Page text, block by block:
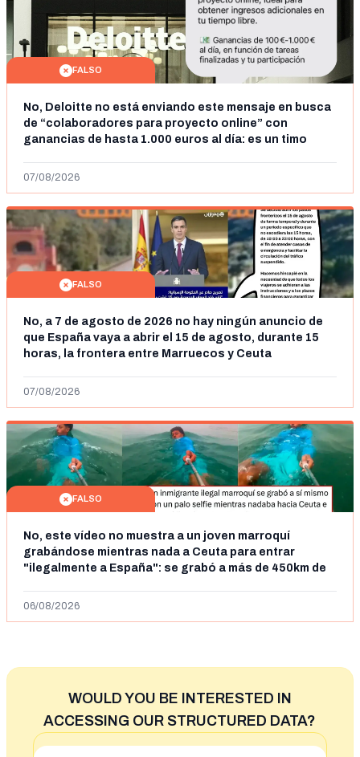
FALSO
No, Deloitte no está enviando este mensaje en busca
de “colaboradores para proyecto online” con
ganancias de hasta 1.000 euros al día: es un timo
07/08/2026
FALSO
No, a 7 de agosto de 2026 no hay ningún anuncio de
que España vaya a abrir el 15 de agosto, durante 15
horas, la frontera entre Marruecos y Ceuta
07/08/2026
FALSO
No, este vídeo no muestra a un joven marroquí
grabándose mientras nada a Ceuta para entrar
"ilegalmente a España": se grabó a más de 450km de
06/08/2026
WOULD YOU BE INTERESTED IN
ACCESSING OUR STRUCTURED DATA?